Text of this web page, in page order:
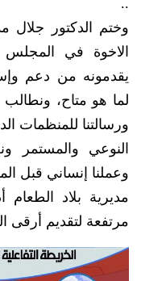
..
وختم الدكتور جلال
الاخوة في المجلس
يقدمونه من دعم
لما هو متاح،
ورسالتنا للمنظمات
النوعي والمستمر
وعملنا إنساني قبل
مديرية بلاد
مرتفعة لتقديم أرقى